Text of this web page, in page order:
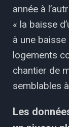
année à
« la baisse
à une
logements
chantier de
semblables
Les